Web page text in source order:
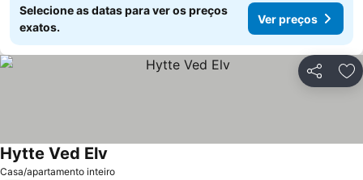
Selecione as datas para ver os preços
exatos.
Ver preços
Partilhar
Casa/apartamento inteiro
Hytte Ved Elv